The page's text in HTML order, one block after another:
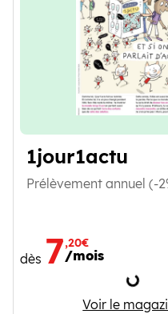
1jour1actu
Prélèvement annuel (-
dès 7,20€
/mois
Voir le